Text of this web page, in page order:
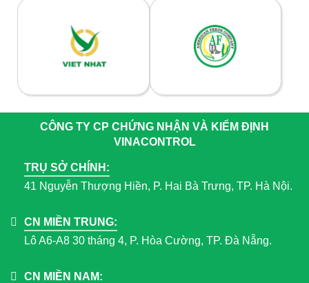
CÔNG TY CP CHỨNG NHẬN VÀ KIỂM ĐỊNH
VINACONTROL
TRỤ SỞ CHÍNH:
41 Nguyễn Thượng Hiền, P. Hai Bà Trưng, TP. Hà Nội.
CN MIỀN TRUNG:
Lô A6-A8 30 tháng 4, P. Hòa Cường, TP. Đà Nẵng.
CN MIỀN NAM: